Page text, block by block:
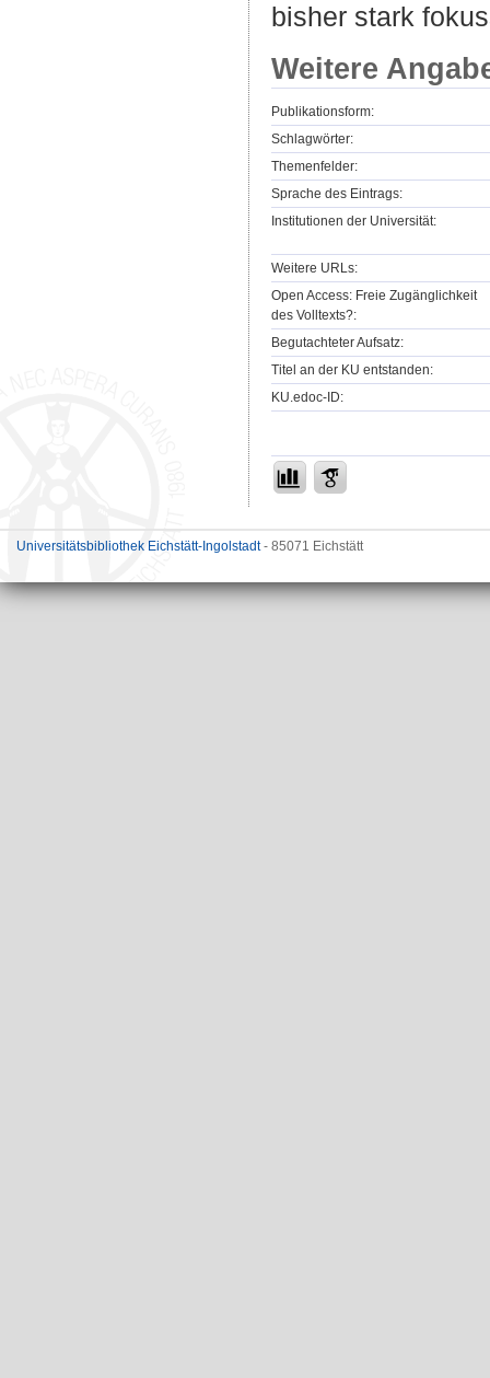
bisher stark
Weitere
Publikationsform:
Schlagwörter:
Themenfelder:
Sprache des Eintrags:
Institutionen der Universität:
Weitere URLs:
Open Access: Freie Zugänglichkeit
des Volltexts?:
Begutachteter Aufsatz:
Titel an der KU entstanden:
KU.edoc-ID:
Universitätsbibliothek Eichstätt-Ingolstadt- 85071 Eichstätt